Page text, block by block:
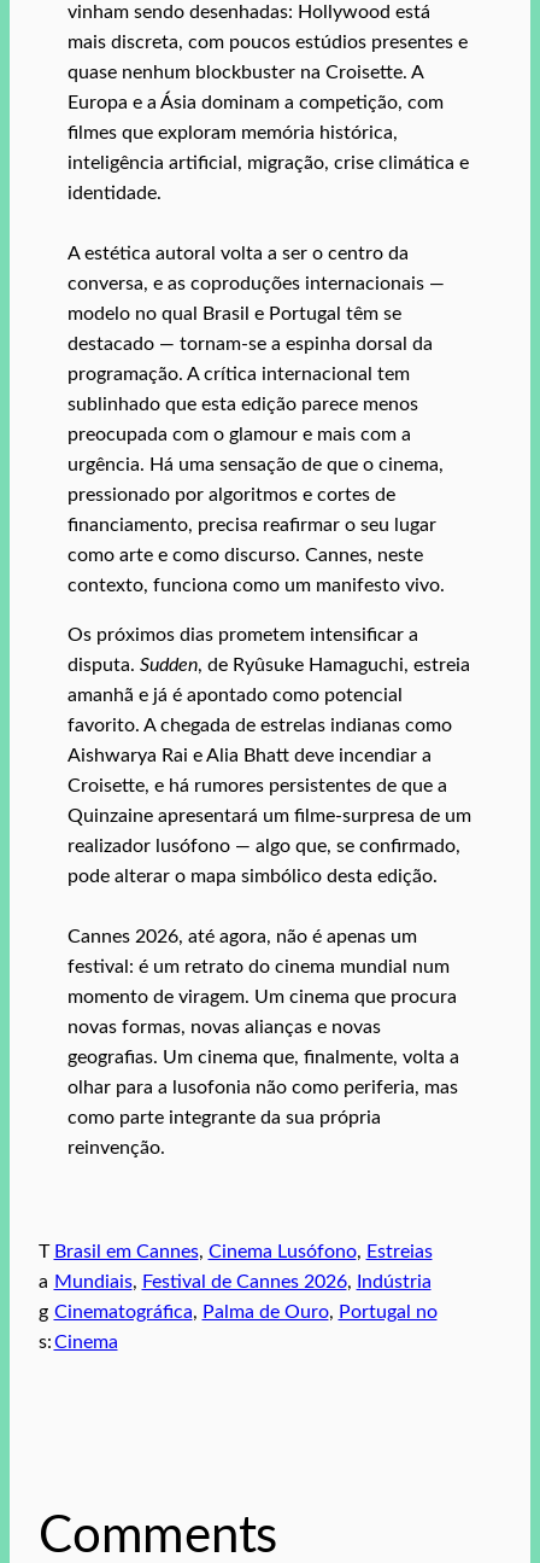
vinham sendo desenhadas: Hollywood está
mais discreta, com poucos estúdios presentes e
quase nenhum blockbuster na Croisette. A
Europa e a Ásia dominam a competição, com
filmes que exploram memória histórica,
inteligência artificial, migração, crise climática e
identidade.
A estética autoral volta a ser o centro da
conversa, e as coproduções internacionais —
modelo no qual Brasil e Portugal têm se
destacado — tornam‑se a espinha dorsal da
programação. A crítica internacional tem
sublinhado que esta edição parece menos
preocupada com o glamour e mais com a
urgência. Há uma sensação de que o cinema,
pressionado por algoritmos e cortes de
financiamento, precisa reafirmar o seu lugar
como arte e como discurso. Cannes, neste
contexto, funciona como um manifesto vivo.
Os próximos dias prometem intensificar a
disputa. Sudden, de Ryûsuke Hamaguchi, estreia
amanhã e já é apontado como potencial
favorito. A chegada de estrelas indianas como
Aishwarya Rai e Alia Bhatt deve incendiar a
Croisette, e há rumores persistentes de que a
Quinzaine apresentará um filme‑surpresa de um
realizador lusófono — algo que, se confirmado,
pode alterar o mapa simbólico desta edição.
Cannes 2026, até agora, não é apenas um
festival: é um retrato do cinema mundial num
momento de viragem. Um cinema que procura
novas formas, novas alianças e novas
geografias. Um cinema que, finalmente, volta a
olhar para a lusofonia não como periferia, mas
como parte integrante da sua própria
reinvenção.
T
a
g
s:
Brasil em Cannes, Cinema Lusófono, Estreias
Mundiais, Festival de Cannes 2026,
Indústria
Cinematográfica, Palma de Ouro, Portugal no
Cinema
Comments